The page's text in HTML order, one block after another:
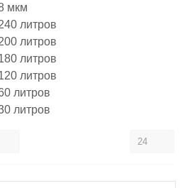
другой формат мешков для
ознакомиться со всем
пакетов
мкм
литров
литров
литров
литров
литров
литров